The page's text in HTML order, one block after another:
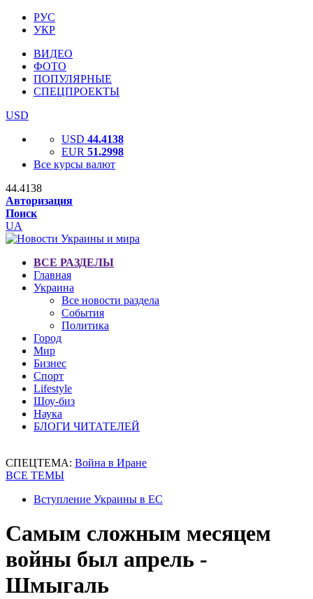
РУС
УКР
ВИДЕО
ФОТО
ПОПУЛЯРНЫЕ
СПЕЦПРОЕКТЫ
USD
USD 44.4138
EUR 51.2998
Все курсы валют
44.4138
Авторизация
Поиск
UA
ВСЕ РАЗДЕЛЫ
Главная
Украина
Все новости раздела
События
Политика
Город
Мир
Бизнес
Спорт
Lifestyle
Шоу-биз
Наука
БЛОГИ ЧИТАТЕЛЕЙ
СПЕЦТЕМА: Война в Иране
ВСЕ ТЕМЫ
Вступление Украины в ЕС
Самым сложным месяцем
войны был апрель -
Шмыгаль